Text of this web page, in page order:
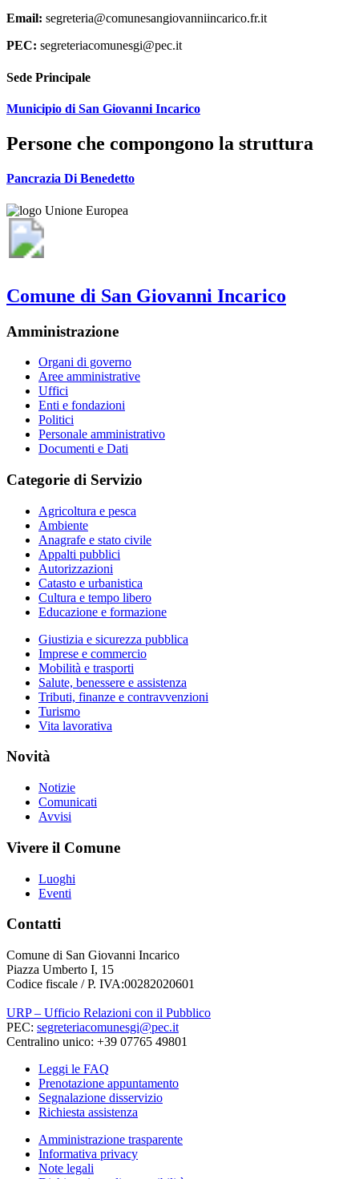
Email: segreteria@comunesangiovanniincarico.fr.it
PEC: segreteriacomunesgi@pec.it
Sede Principale
Municipio di San Giovanni Incarico
Persone che compongono la struttura
Pancrazia Di Benedetto
Comune di San Giovanni Incarico
Amministrazione
Organi di governo
Aree amministrative
Uffici
Enti e fondazioni
Politici
Personale amministrativo
Documenti e Dati
Categorie di Servizio
Agricoltura e pesca
Ambiente
Anagrafe e stato civile
Appalti pubblici
Autorizzazioni
Catasto e urbanistica
Cultura e tempo libero
Educazione e formazione
Giustizia e sicurezza pubblica
Imprese e commercio
Mobilità e trasporti
Salute, benessere e assistenza
Tributi, finanze e contravvenzioni
Turismo
Vita lavorativa
Novità
Notizie
Comunicati
Avvisi
Vivere il Comune
Luoghi
Eventi
Contatti
Comune di San Giovanni Incarico
Piazza Umberto I, 15
Codice fiscale / P. IVA:00282020601
URP – Ufficio Relazioni con il Pubblico
PEC: segreteriacomunesgi@pec.it
Centralino unico: +39 07765 49801
Leggi le FAQ
Prenotazione appuntamento
Segnalazione disservizio
Richiesta assistenza
Amministrazione trasparente
Informativa privacy
Note legali